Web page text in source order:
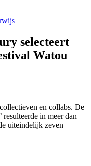
selecteert
Watou
en collabs. De
resulteerde in meer dan
uiteindelijk zeven